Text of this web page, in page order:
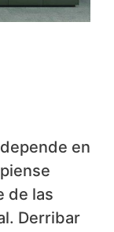
en
de las
Derribar